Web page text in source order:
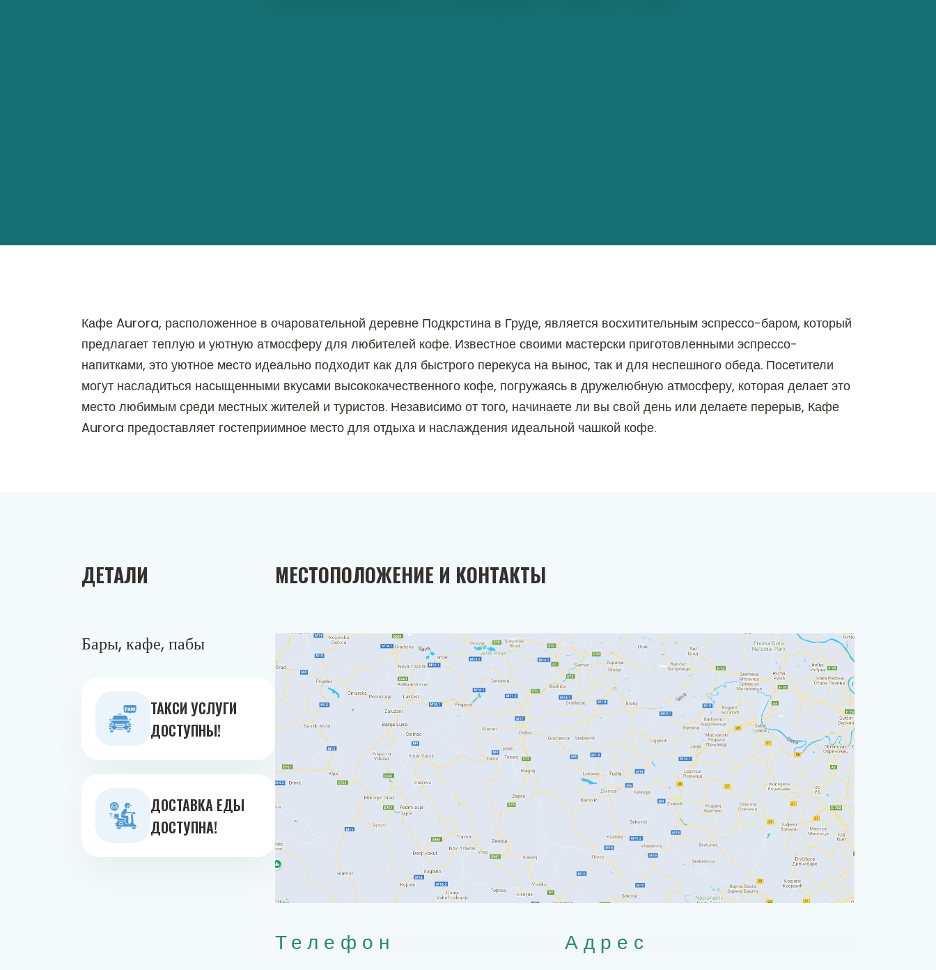
Кафе Aurora, расположенное в очаровательной деревне Подкрстина в Груде, является восхитительным эспрессо-баром, который
предлагает теплую и уютную атмосферу для любителей кофе. Известное своими мастерски приготовленными эспрессо-
напитками, это уютное место идеально подходит как для быстрого перекуса на вынос, так и для неспешного обеда. Посетители
могут насладиться насыщенными вкусами высококачественного кофе, погружаясь в дружелюбную атмосферу, которая делает это
место любимым среди местных жителей и туристов. Независимо от того, начинаете ли вы свой день или делаете перерыв, Кафе
Aurora предоставляет гостеприимное место для отдыха и наслаждения идеальной чашкой кофе.
ДЕТАЛИ
Бары, кафе, пабы
ТАКСИ УСЛУГИ
ДОСТУПНЫ!
ДОСТАВКА ЕДЫ
ДОСТУПНА!
МЕСТОПОЛОЖЕНИЕ И КОНТАКТЫ
Телефон
Адрес